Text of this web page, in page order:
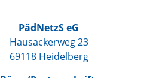
PädNetzS eG
Hausackerweg 23
69118 Heidelberg